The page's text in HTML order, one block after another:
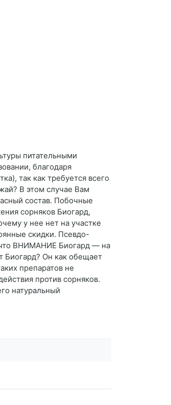
питательными
благодаря
так как требуется всего
В этом случае Вам
состав. Побочные
сорняков Биогард,
у нее нет на участке
скидки. Псевдо-
что ВНИМАНИЕ Биогард — на
Биогард? Он как обещает
препаратов не
против сорняков.
натуральный